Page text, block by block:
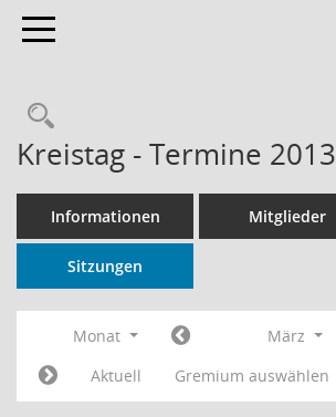
Toggle navigation
Rechercheauswahl
Kreistag - Termine 2013
Informationen Mitglieder
Sitzungen
Monat März
Aktuell
Gremium auswählen